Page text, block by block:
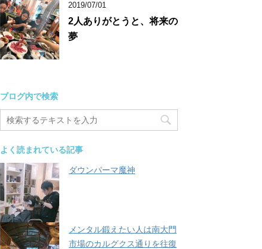
2019/07/01
2人ありがとうと、将来の
夢
ブログ内で検索
よく読まれている記事
ダウンパーマ魔神
メンタル鍛えたい人は南大門
市場のカルグクス通りを往復